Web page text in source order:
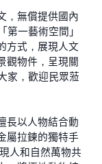
無償提供國內
一藝術空間」
方式，展現人文
觀物件，呈現關
家，歡迎民眾蒞
以人物結合動
屬拉鍊的獨特手
人和自然萬物共